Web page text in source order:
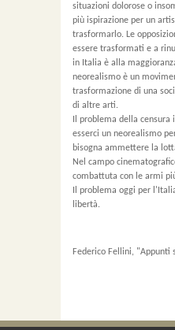
situazioni dolorose o
più ispirazione per un
trasformarlo. Le
essere trasformati e a
in Italia è alla
neorealismo è un
trasformazione di una
di altre arti.
Il problema della
esserci un neorealismo
bisogna ammettere la
Nel campo
combattuta con le armi
Il problema oggi per
libertà.
Federico Fellini, "Appunti